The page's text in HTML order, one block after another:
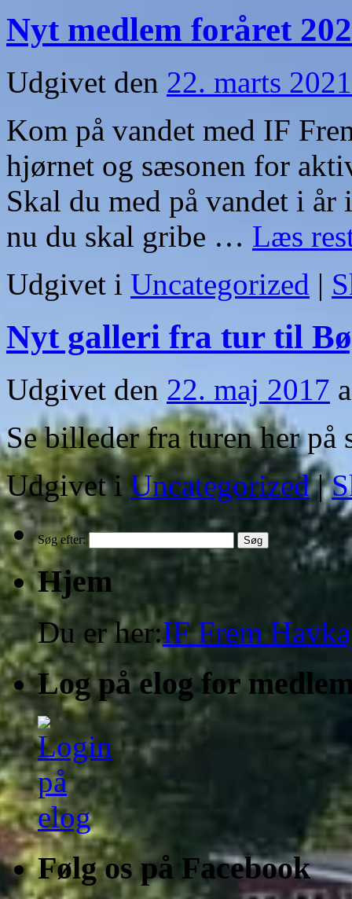
Nyt medlem foråret
Udgivet den 22. marts 2021
Kom på vandet med IF
hjørnet og sæsonen for
Skal du med på vandet i år
nu du skal gribe … Læs
Udgivet i Uncategorized |
Nyt galleri fra tur til
Udgivet den 22. maj 2017
Se billeder fra turen her på
Udgivet i Uncategorized |
Søg efter:
Hjem
Du er her:IF Frem
Log på elog for
Følg os på Facebook